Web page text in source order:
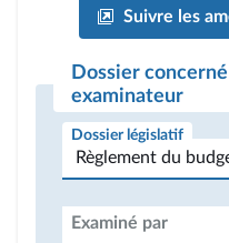
Suivre les
Dossier
examinateur
Dossier législatif
Examiné par